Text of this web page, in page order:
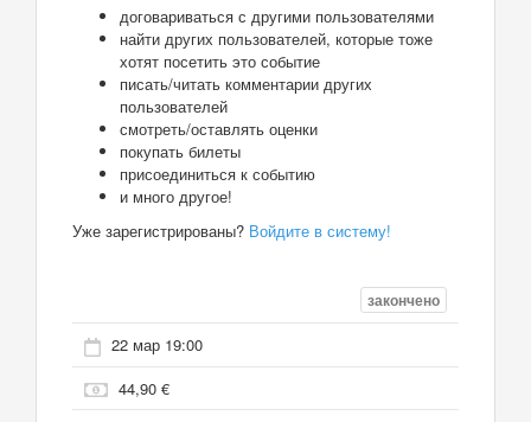
договариваться с другими пользователями
найти других пользователей, которые тоже
хотят посетить это событие
писать/читать комментарии других
пользователей
смотреть/оставлять оценки
покупать билеты
присоединиться к событию
и много другое!
Уже зарегистрированы? Войдите в систему!
закончено
22 мар 19:00
44,90 €